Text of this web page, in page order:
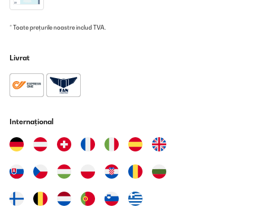
* Toate prețurile noastre includ TVA.
Livrat
Internațional